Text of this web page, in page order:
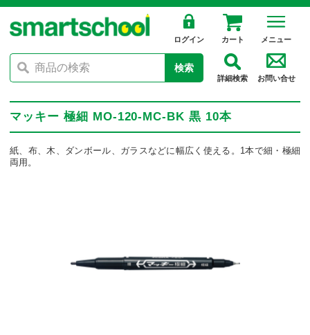
ログイン カート メニュー
検索
詳細検索 お問い合せ
マッキー 極細 MO-120-MC-BK 黒 10本
紙、布、木、ダンボール、ガラスなどに幅広く使える。1本で細・極細
両用。